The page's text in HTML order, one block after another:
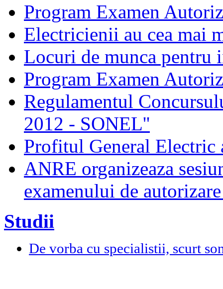
Program Examen
Electricienii au cea mai
Locuri de munca pentru
Program Examen
Regulamentul
2012 - SONEL''
Profitul General Electric
ANRE organizeaza
examenului de
Studii
De vorba cu specialistii, scurt